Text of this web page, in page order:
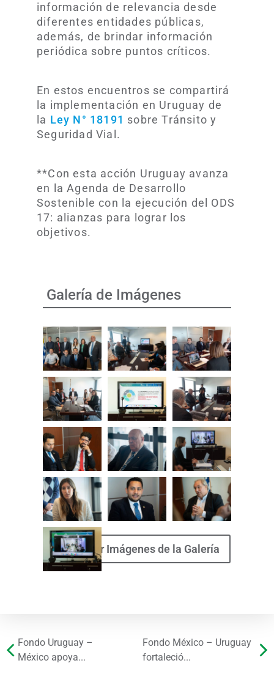
información de relevancia desde
diferentes entidades públicas,
además, de brindar información
periódica sobre puntos críticos.
En estos encuentros se compartirá
la implementación en Uruguay de
la Ley N° 18191 sobre Tránsito y
Seguridad Vial.
**Con esta acción Uruguay avanza
en la Agenda de Desarrollo
Sostenible con la ejecución del ODS
17: alianzas para lograr los
objetivos.
Galería de Imágenes
Descargar Imágenes de la Galería
Fondo Uruguay –
México apoya...
Fondo México – Uruguay
fortaleció...